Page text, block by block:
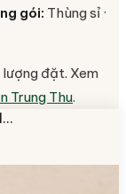
gói: Thùng sỉ ·
đặt. Xem
Trung Thu.